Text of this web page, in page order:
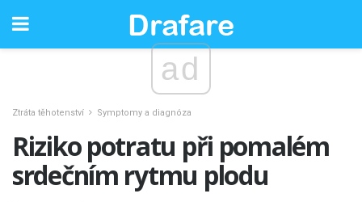
ad
Ztráta těhotenství Symptomy a diagnóza
Riziko potratu při pomalém
srdečním rytmu plodu